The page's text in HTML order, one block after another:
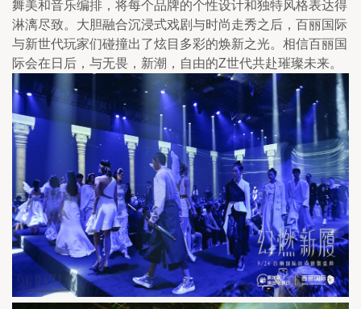
舞美和音乐编排，将每个品牌的个性设计和独特风格表达得
淋漓尽致。大胆融合沉浸式戏剧与时尚走秀之后，百丽国际
与新世代玩家们碰撞出了炫目多彩的焕新之光。相信百丽国
际会在日后，与无畏，新潮，自由的Z世代共赴璀璨未来。